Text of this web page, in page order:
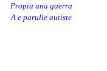
Propiu una guerra
A e parulle autiste